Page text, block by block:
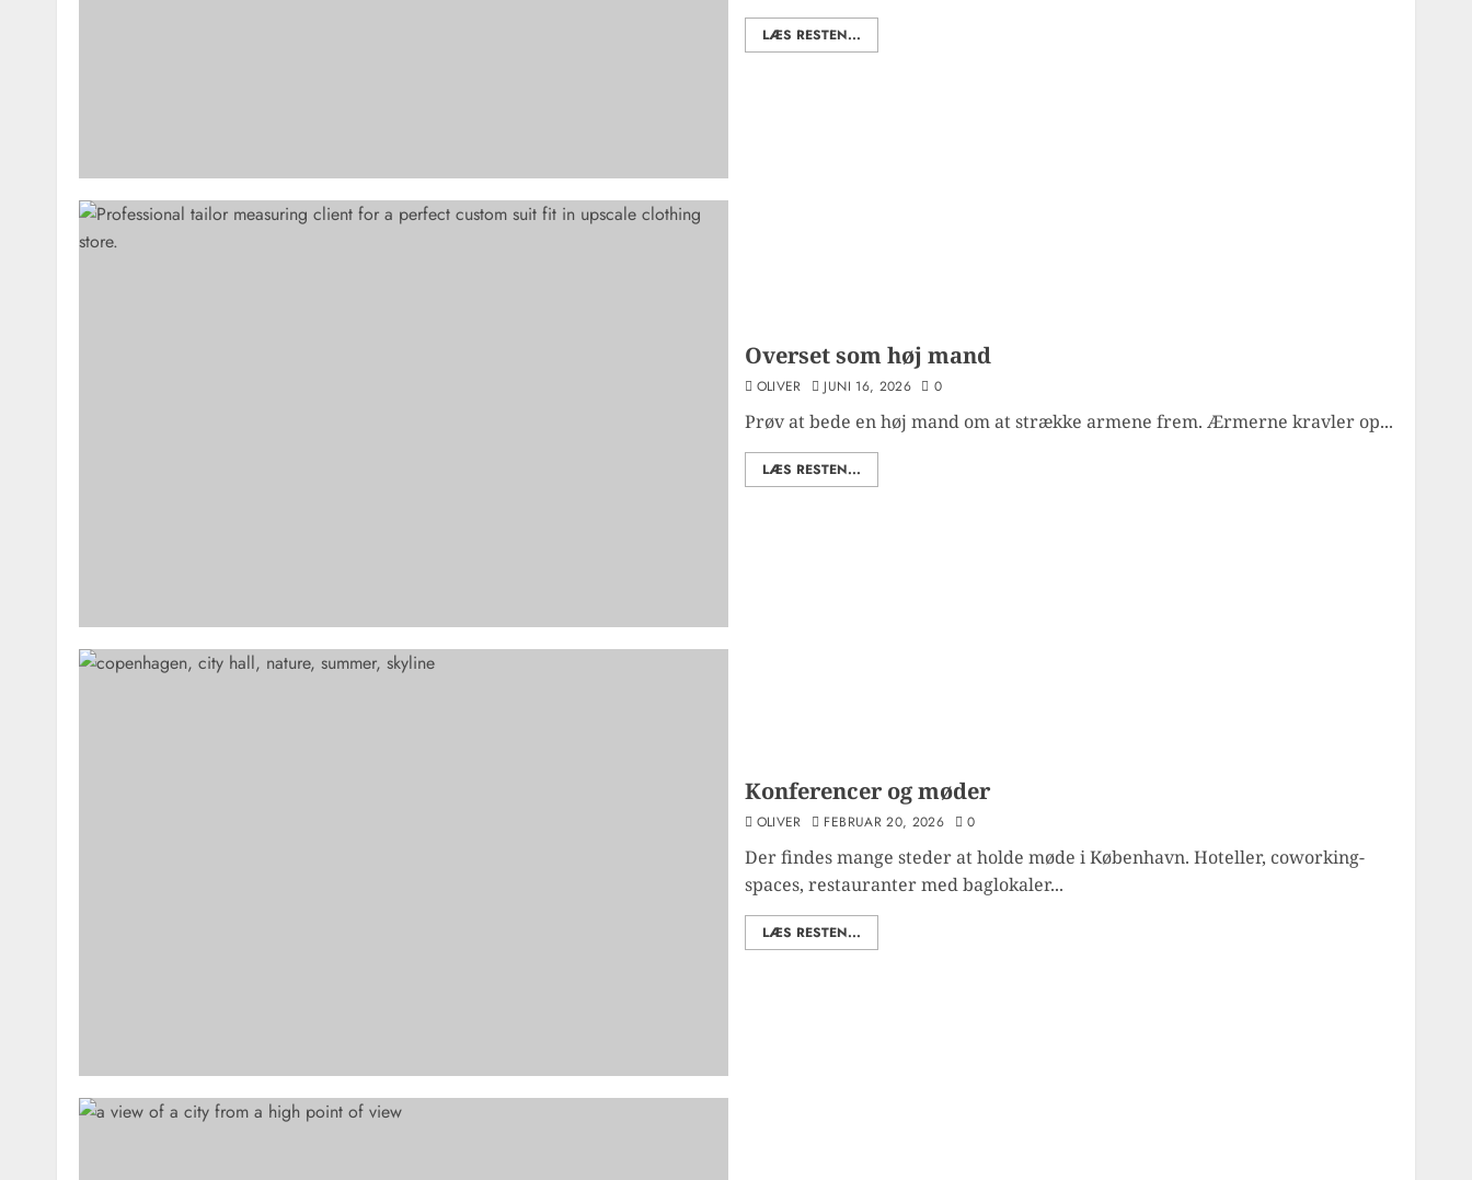
LÆS RESTEN...
Overset som høj mand
OLIVER JUNI 16, 2026 0
Prøv at bede en høj mand om at strække armene frem. Ærmerne kravler op...
LÆS RESTEN...
Konferencer og møder
OLIVER FEBRUAR 20, 2026 0
Der findes mange steder at holde møde i København. Hoteller, coworking-
spaces, restauranter med baglokaler...
LÆS RESTEN...